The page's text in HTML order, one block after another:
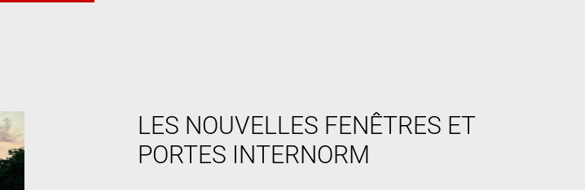
LES NOUVELLES FENÊTRES ET
PORTES INTERNORM